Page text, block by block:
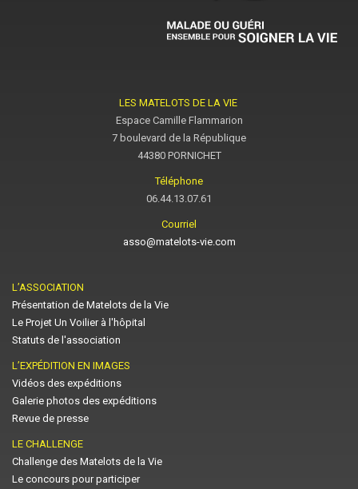
LES MATELOTS DE LA VIE
Espace Camille Flammarion
7 boulevard de la République
44380 PORNICHET
Téléphone
06.44.13.07.61
Courriel
asso@matelots-vie.com
L’ASSOCIATION
Présentation de Matelots de la Vie
Le Projet Un Voilier à l'hôpital
Statuts de l'association
L’EXPÉDITION EN IMAGES
Vidéos des expéditions
Galerie photos des expéditions
Revue de presse
LE CHALLENGE
Challenge des Matelots de la Vie
Le concours pour participer